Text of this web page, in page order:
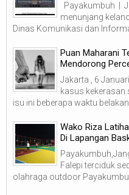
Payakumbuh |
menunjang
Dinas Komunikasi dan
Puan Maharani
Mendorong
Jakarta , 6
kasus kekerasan
isu ini beberapa waktu
Wako Riza
Di Lapangan
Falepi terciduk
olahraga outdoor